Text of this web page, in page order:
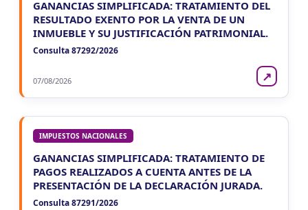
GANANCIAS SIMPLIFICADA: TRATAMIENTO DEL
RESULTADO EXENTO POR LA VENTA DE UN
INMUEBLE Y SU JUSTIFICACIÓN PATRIMONIAL.
Consulta 87292/2026
07/08/2026 ↗
IMPUESTOS NACIONALES
GANANCIAS SIMPLIFICADA: TRATAMIENTO DE
PAGOS REALIZADOS A CUENTA ANTES DE LA
PRESENTACIÓN DE LA DECLARACIÓN JURADA.
Consulta 87291/2026